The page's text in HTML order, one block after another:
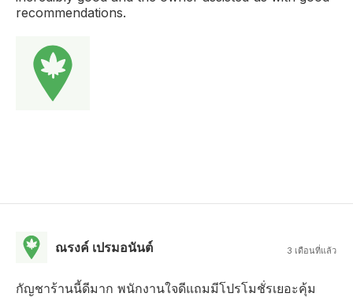
recommendations.
ณรงค์ เปรมอนันต์ 3 เดือนที่แล้ว
กัญชาร้านนี้ดีมาก พนักงานใจดีแถมมีโปรโมชั่รเยอะคุ้ม